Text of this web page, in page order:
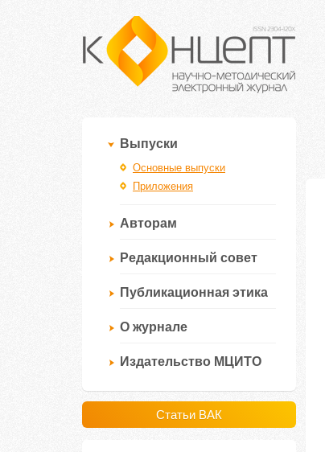
Выпуски
Основные выпуски
Приложения
Авторам
Редакционный совет
Публикационная этика
О журнале
Издательство МЦИТО
Статьи ВАК